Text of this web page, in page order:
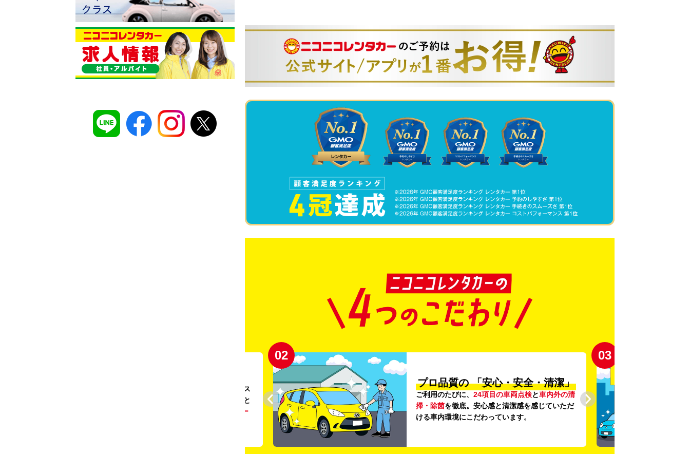
。ガソリンス
タンドや整備工場の既存インフラを活用すること
リー
02
プロ品質の 「安心・安全・清潔」
ご利用のたびに、 24項目の車両点検と車内外の清
掃・除菌を徹底。安心感と清潔感を感じていただ
ける車内環境にこだわっています。
03